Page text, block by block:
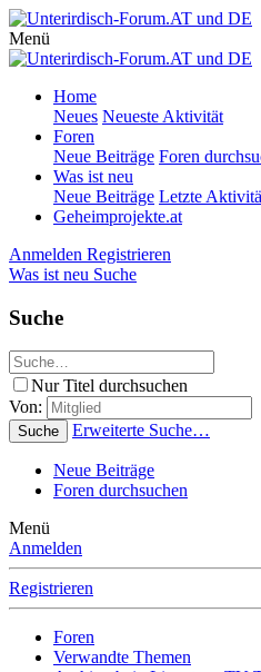
Menü
Home
Neues Neueste Aktivität
Foren
Neue Beiträge Foren
Was ist neu
Neue Beiträge Letzte
Geheimprojekte.at
Anmelden Registrieren
Was ist neu Suche
Suche
Nur Titel durchsuchen
Von:
Suche Erweiterte Suche…
Neue Beiträge
Foren durchsuchen
Menü
Anmelden
Registrieren
Foren
Verwandte Themen